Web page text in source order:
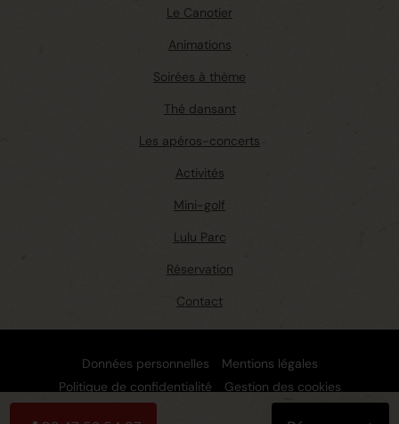
Le Canotier
Animations
Soirées à thème
Thé dansant
Les apéros-concerts
Activités
Mini-golf
Lulu Parc
Réservation
Contact
Données personnelles
Mentions légales
Politique de confidentialité
Gestion des cookies